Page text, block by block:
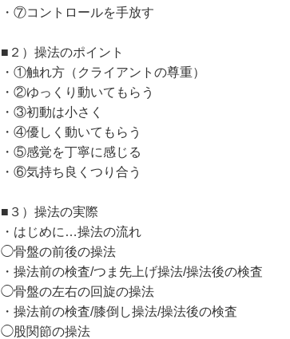
・⑦コントロールを手放す
■２）操法のポイント
・①触れ方（クライアントの尊重）
・②ゆっくり動いてもらう
・③初動は小さく
・④優しく動いてもらう
・⑤感覚を丁寧に感じる
・⑥気持ち良くつり合う
■３）操法の実際
・はじめに…操法の流れ
◯骨盤の前後の操法
・操法前の検査/つま先上げ操法/操法後の検査
◯骨盤の左右の回旋の操法
・操法前の検査/膝倒し操法/操法後の検査
◯股関節の操法